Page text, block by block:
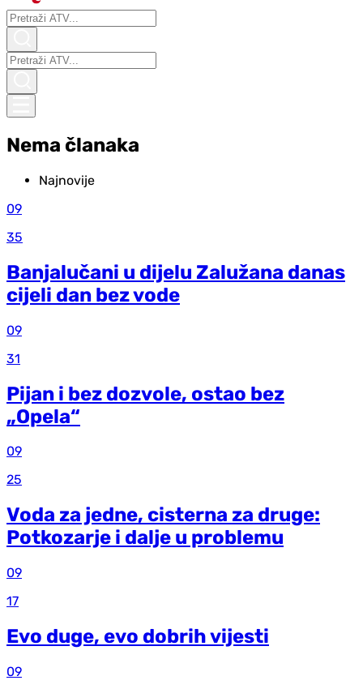
Nema članaka
Najnovije
09
35
Banjalučani u dijelu Zalužana danas
cijeli dan bez vode
09
31
Pijan i bez dozvole, ostao bez
„Opela“
09
25
Voda za jedne, cisterna za druge:
Potkozarje i dalje u problemu
09
17
Evo duge, evo dobrih vijesti
09